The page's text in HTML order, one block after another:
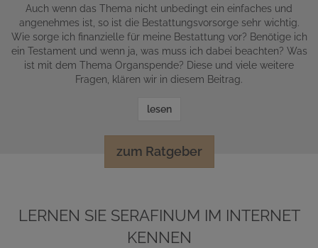
Auch wenn das Thema nicht unbedingt ein einfaches und
angenehmes ist, so ist die Bestattungsvorsorge sehr wichtig.
Wie sorge ich finanzielle für meine Bestattung vor? Benötige ich
ein Testament und wenn ja, was muss ich dabei beachten? Was
ist mit dem Thema Organspende? Diese und viele weitere
Fragen, klären wir in diesem Beitrag.
lesen
zum Ratgeber
LERNEN SIE SERAFINUM IM INTERNET
KENNEN